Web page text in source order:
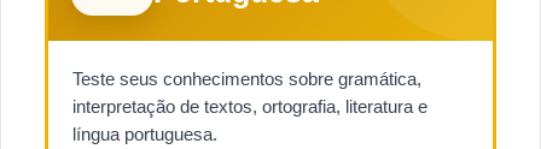
Teste seus conhecimentos sobre gramática,
interpretação de textos, ortografia, literatura e
língua portuguesa.